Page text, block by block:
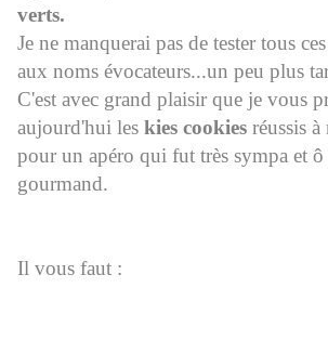
verts.
Je ne manquerai pas de tester tous
aux noms évocateurs...un peu plus
C'est avec grand plaisir que je vous
aujourd'hui les kies cookies réussis
pour un apéro qui fut très sympa et ô
gourmand.
Il vous faut :